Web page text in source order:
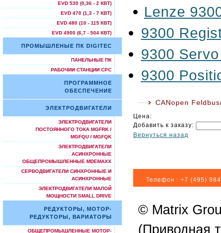
EVD 530 (0,36 - 2 КВТ)
EVD 470 (1,3 - 7 КВТ)
EVD 480 (10 - 115 КВТ)
EVD 4900 (6,7 - 504 КВТ)
ПРОМЫШЛЕНЫЕ ПК DIGITEC
ПАНЕЛЬНЫЕ ПК
РАБОЧИИ СТАНЦИИ СРС
ПРОГРАММНОЕ
ОБЕСПЕЧЕНИЕ
ЭЛЕКТРОДВИГАТЕЛИ
ЭЛЕКТРОДВИГАТЕЛИ
ПОСТОЯННОГО ТОКА MGFRK /
MGFQU / MGFQK
ЭЛЕКТРОДВИГАТЕЛИ
АСИНХРОННЫЕ
ОБЩЕПРОМЫШЛЕННЫЕ MDEMAXX
СЕРВОДВИГАТЕЛИ СИНХРОННЫЕ И
АСИНХРОННЫЕ
ЭЛЕКТРОДВИГАТЕЛИ МАЛОЙ
МОЩНОСТИ SMALL DRIVE
РЕДУКТОРЫ, МОТОР-
РЕДУКТОРЫ, ВАРИАТОРЫ
ОБЩЕПРОМЫШЛЕННЫЕ МОТОР-
Lenze
9300
9300
9300
CANopen
Цена:
Добавить к заказу:
Вернуться назад
Телефон : +7 (495)
© Matrix
(Приводная